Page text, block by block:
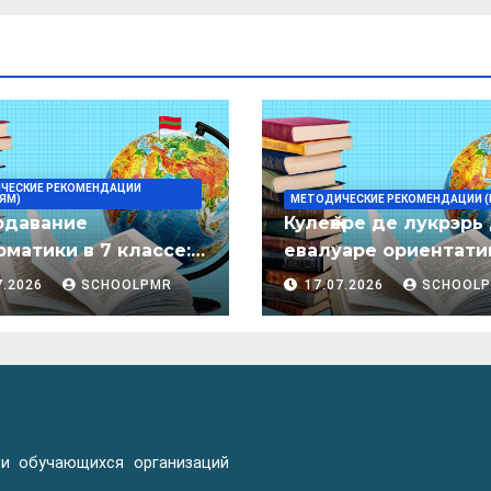
РЕКОМЕНДАЦИИ
в 7 классе:
пособие
SCHOOLPMR
МЕТОДИЧЕСКИЕ РЕКОМЕНДАЦИИ
Кулеӂере де лукрэрь
евалуаре
лимба
пентру елевий
организациилор де
17.07.2026
обучающихся организаций